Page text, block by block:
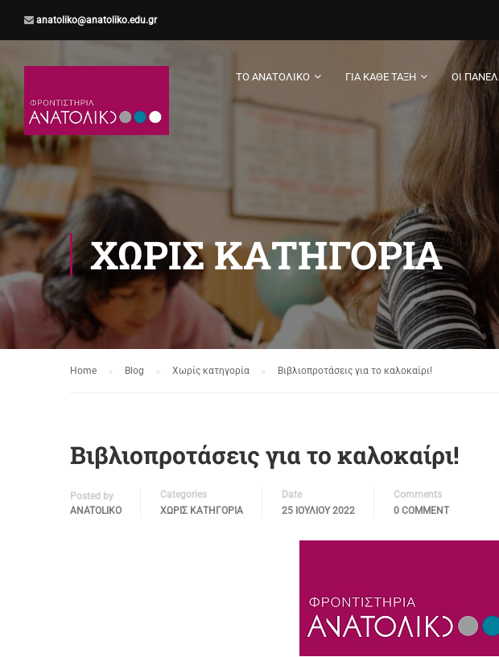
anatoliko@anatoliko.edu.gr
ΤΟ ΑΝΑΤΟΛΙΚΌ ΓΙΑ ΚΆΘΕ ΤΆΞΗ ΟΙ
ΧΩΡΊΣ ΚΑΤΗΓΟΡΊΑ
Home Blog Χωρίς κατηγορία Βιβλιοπροτάσεις για το καλοκαίρι!
Βιβλιοπροτάσεις για το καλοκαίρι!
Posted by
ANATOLIKO
Categories
ΧΩΡΊΣ ΚΑΤΗΓΟΡΊΑ
Date
25 ΙΟΥΛΊΟΥ 2022
Comments
0 COMMENT